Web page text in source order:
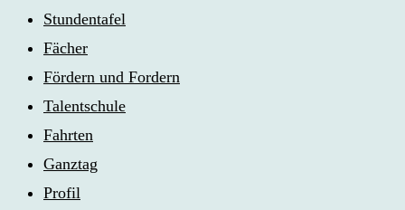
Stundentafel
Fächer
Fördern und Fordern
Talentschule
Fahrten
Ganztag
Profil